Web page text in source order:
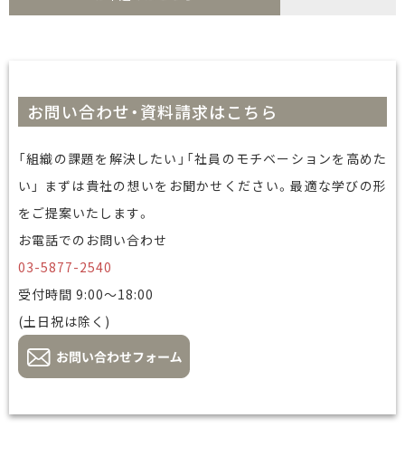
お問い合わせ・資料請求はこちら
「組織の課題を解決したい」「社員のモチベーションを高めた
い」 まずは貴社の想いをお聞かせください。最適な学びの形
をご提案いたします。
お電話でのお問い合わせ
03-5877-2540
受付時間 9:00～18:00
(土日祝は除く)